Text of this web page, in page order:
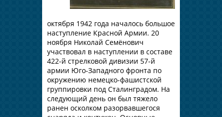
октября 1942 года началось большое
наступление Красной Армии. 20
ноября Николай Семёнович
участвовал в наступлении в составе
422-й стрелковой дивизии 57-й
армии Юго-Западного фронта по
окружению немецко-фашистской
группировки под Сталинградом. На
следующий день он был тяжело
ранен осколком разорвавшегося